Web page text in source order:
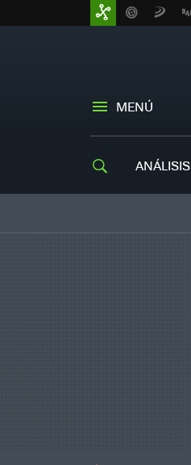
MENÚ
ANÁLISIS